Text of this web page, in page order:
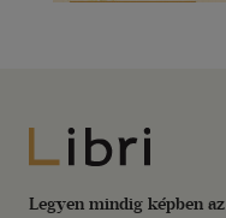
Libri
Legyen mindig képben